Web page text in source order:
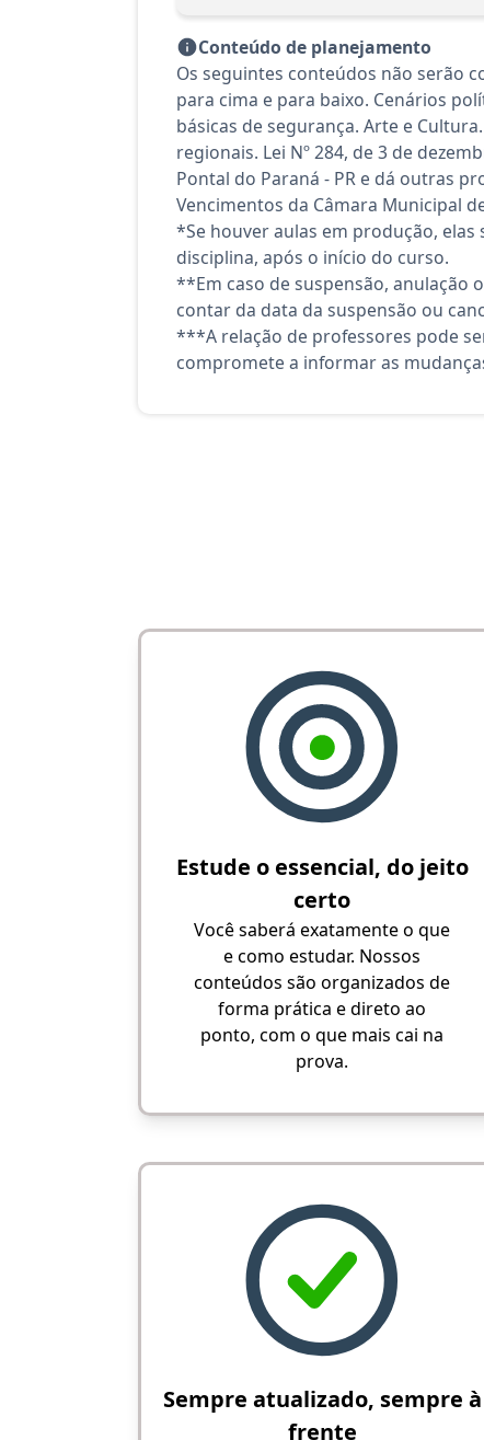
Conteúdo de planejamento
Os seguintes conteúdos não serão
para cima e para baixo. Cenários
básicas de segurança. Arte e
regionais. Lei Nº 284, de 3 de
Pontal do Paraná - PR e dá outras
Vencimentos da Câmara Municipal
*Se houver aulas em produção,
disciplina, após o início do curso.
**Em caso de suspensão, anulação
contar da data da suspensão ou
***A relação de professores pode
compromete a informar as
Estude o essencial, do jeito
certo
Você saberá exatamente o que
e como estudar. Nossos
conteúdos são organizados de
forma prática e direto ao
ponto, com o que mais cai na
prova.
Sempre atualizado, sempre à
frente